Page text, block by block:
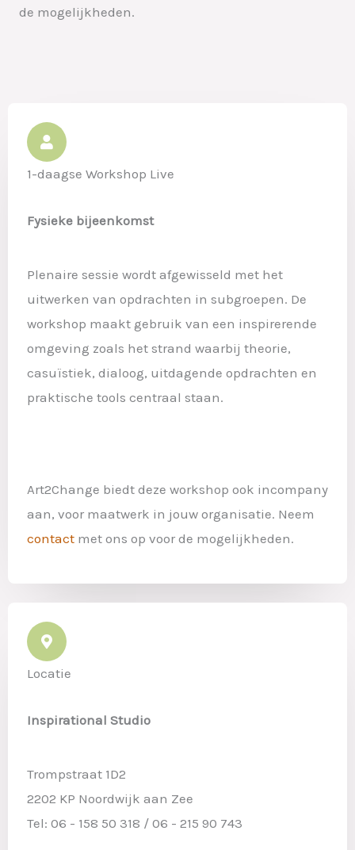
de mogelijkheden.
1-daagse Workshop Live
Fysieke bijeenkomst
Plenaire sessie wordt afgewisseld met het
uitwerken van opdrachten in subgroepen. De
workshop maakt gebruik van een inspirerende
omgeving zoals het strand waarbij theorie,
casuïstiek, dialoog, uitdagende opdrachten en
praktische tools centraal staan.
Art2Change biedt deze workshop ook incompany
aan, voor maatwerk in jouw organisatie. Neem
contact met ons op voor de mogelijkheden.
Locatie
Inspirational Studio
Trompstraat 1D2
2202 KP Noordwijk aan Zee
Tel: 06 - 158 50 318 / 06 - 215 90 743